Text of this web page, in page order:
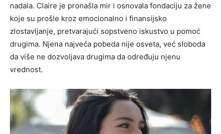
nadala. Claire je pronašla mir i osnovala fondaciju za žene
koje su prošle kroz emocionalno i finansijsko
zlostavljanje, pretvarajući sopstveno iskustvo u pomoć
drugima. Njena najveća pobeda nije osveta, već sloboda
da više ne dozvoljava drugima da određuju njenu
vrednost.